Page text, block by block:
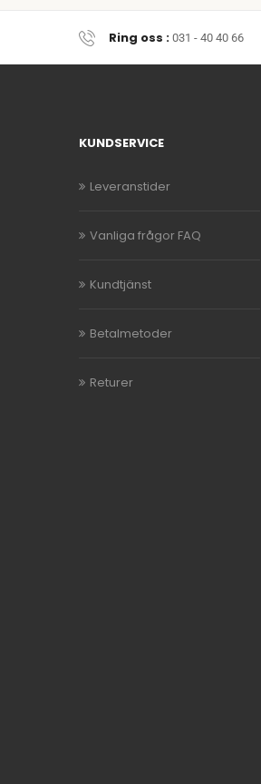
Ring oss : 031 - 40 40 66
KUNDSERVICE
Leveranstider
Vanliga frågor FAQ
Kundtjänst
Betalmetoder
Returer